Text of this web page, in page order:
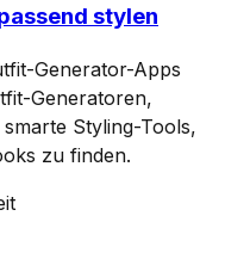
stylen
Generator-Apps
Generatoren,
Styling-Tools,
zu finden.